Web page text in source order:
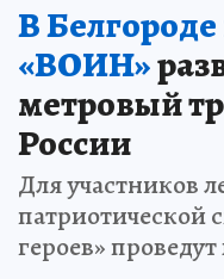
В
«ВОИН»
метровый
России
Для участников
героев»